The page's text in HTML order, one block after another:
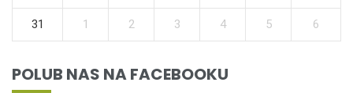
31 1 2 3 4 5 6
POLUB NAS NA FACEBOOKU